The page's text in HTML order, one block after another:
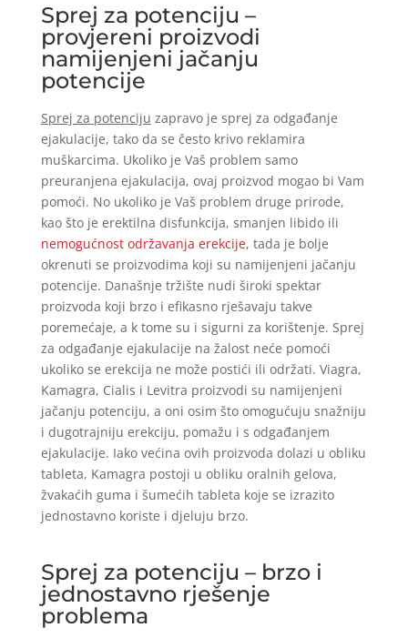
Sprej za potenciju –
provjereni proizvodi
namijenjeni jačanju
potencije
Sprej za potenciju zapravo je sprej za odgađanje
ejakulacije, tako da se često krivo reklamira
muškarcima. Ukoliko je Vaš problem samo
preuranjena ejakulacija, ovaj proizvod mogao bi Vam
pomoći. No ukoliko je Vaš problem druge prirode,
kao što je erektilna disfunkcija, smanjen libido ili
nemogućnost održavanja erekcije, tada je bolje
okrenuti se proizvodima koji su namijenjeni jačanju
potencije. Današnje tržište nudi široki spektar
proizvoda koji brzo i efikasno rješavaju takve
poremećaje, a k tome su i sigurni za korištenje. Sprej
za odgađanje ejakulacije na žalost neće pomoći
ukoliko se erekcija ne može postići ili održati. Viagra,
Kamagra, Cialis i Levitra proizvodi su namijenjeni
jačanju potenciju, a oni osim što omogućuju snažniju
i dugotrajniju erekciju, pomažu i s odgađanjem
ejakulacije. Iako većina ovih proizvoda dolazi u obliku
tableta, Kamagra postoji u obliku oralnih gelova,
žvakaćih guma i šumećih tableta koje se izrazito
jednostavno koriste i djeluju brzo.
Sprej za potenciju – brzo i
jednostavno rješenje
problema